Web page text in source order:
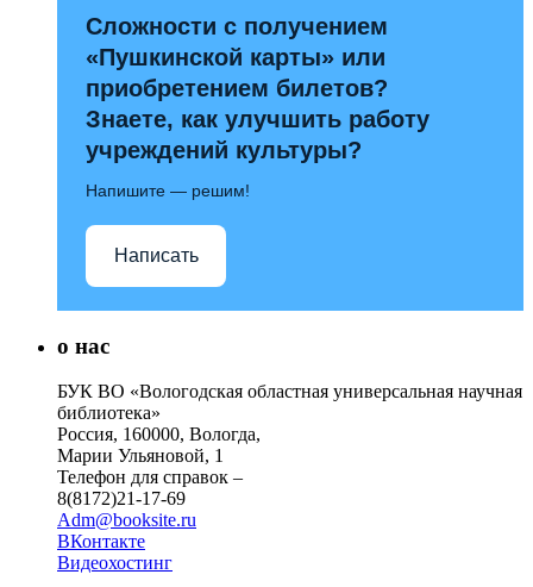
Сложности с получением
«Пушкинской карты» или
приобретением билетов?
Знаете, как улучшить работу
учреждений культуры?
Напишите — решим!
Написать
о нас
БУК ВО «Вологодская областная универсальная научная
библиотека»
Россия, 160000, Вологда,
Марии Ульяновой, 1
Телефон для справок –
8(8172)21-17-69
Adm@booksite.ru
ВКонтакте
Видеохостинг